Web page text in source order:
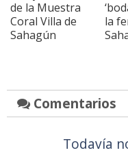
de la Muestra
Coral Villa de
Sahagún
la
Comentarios
Todavía